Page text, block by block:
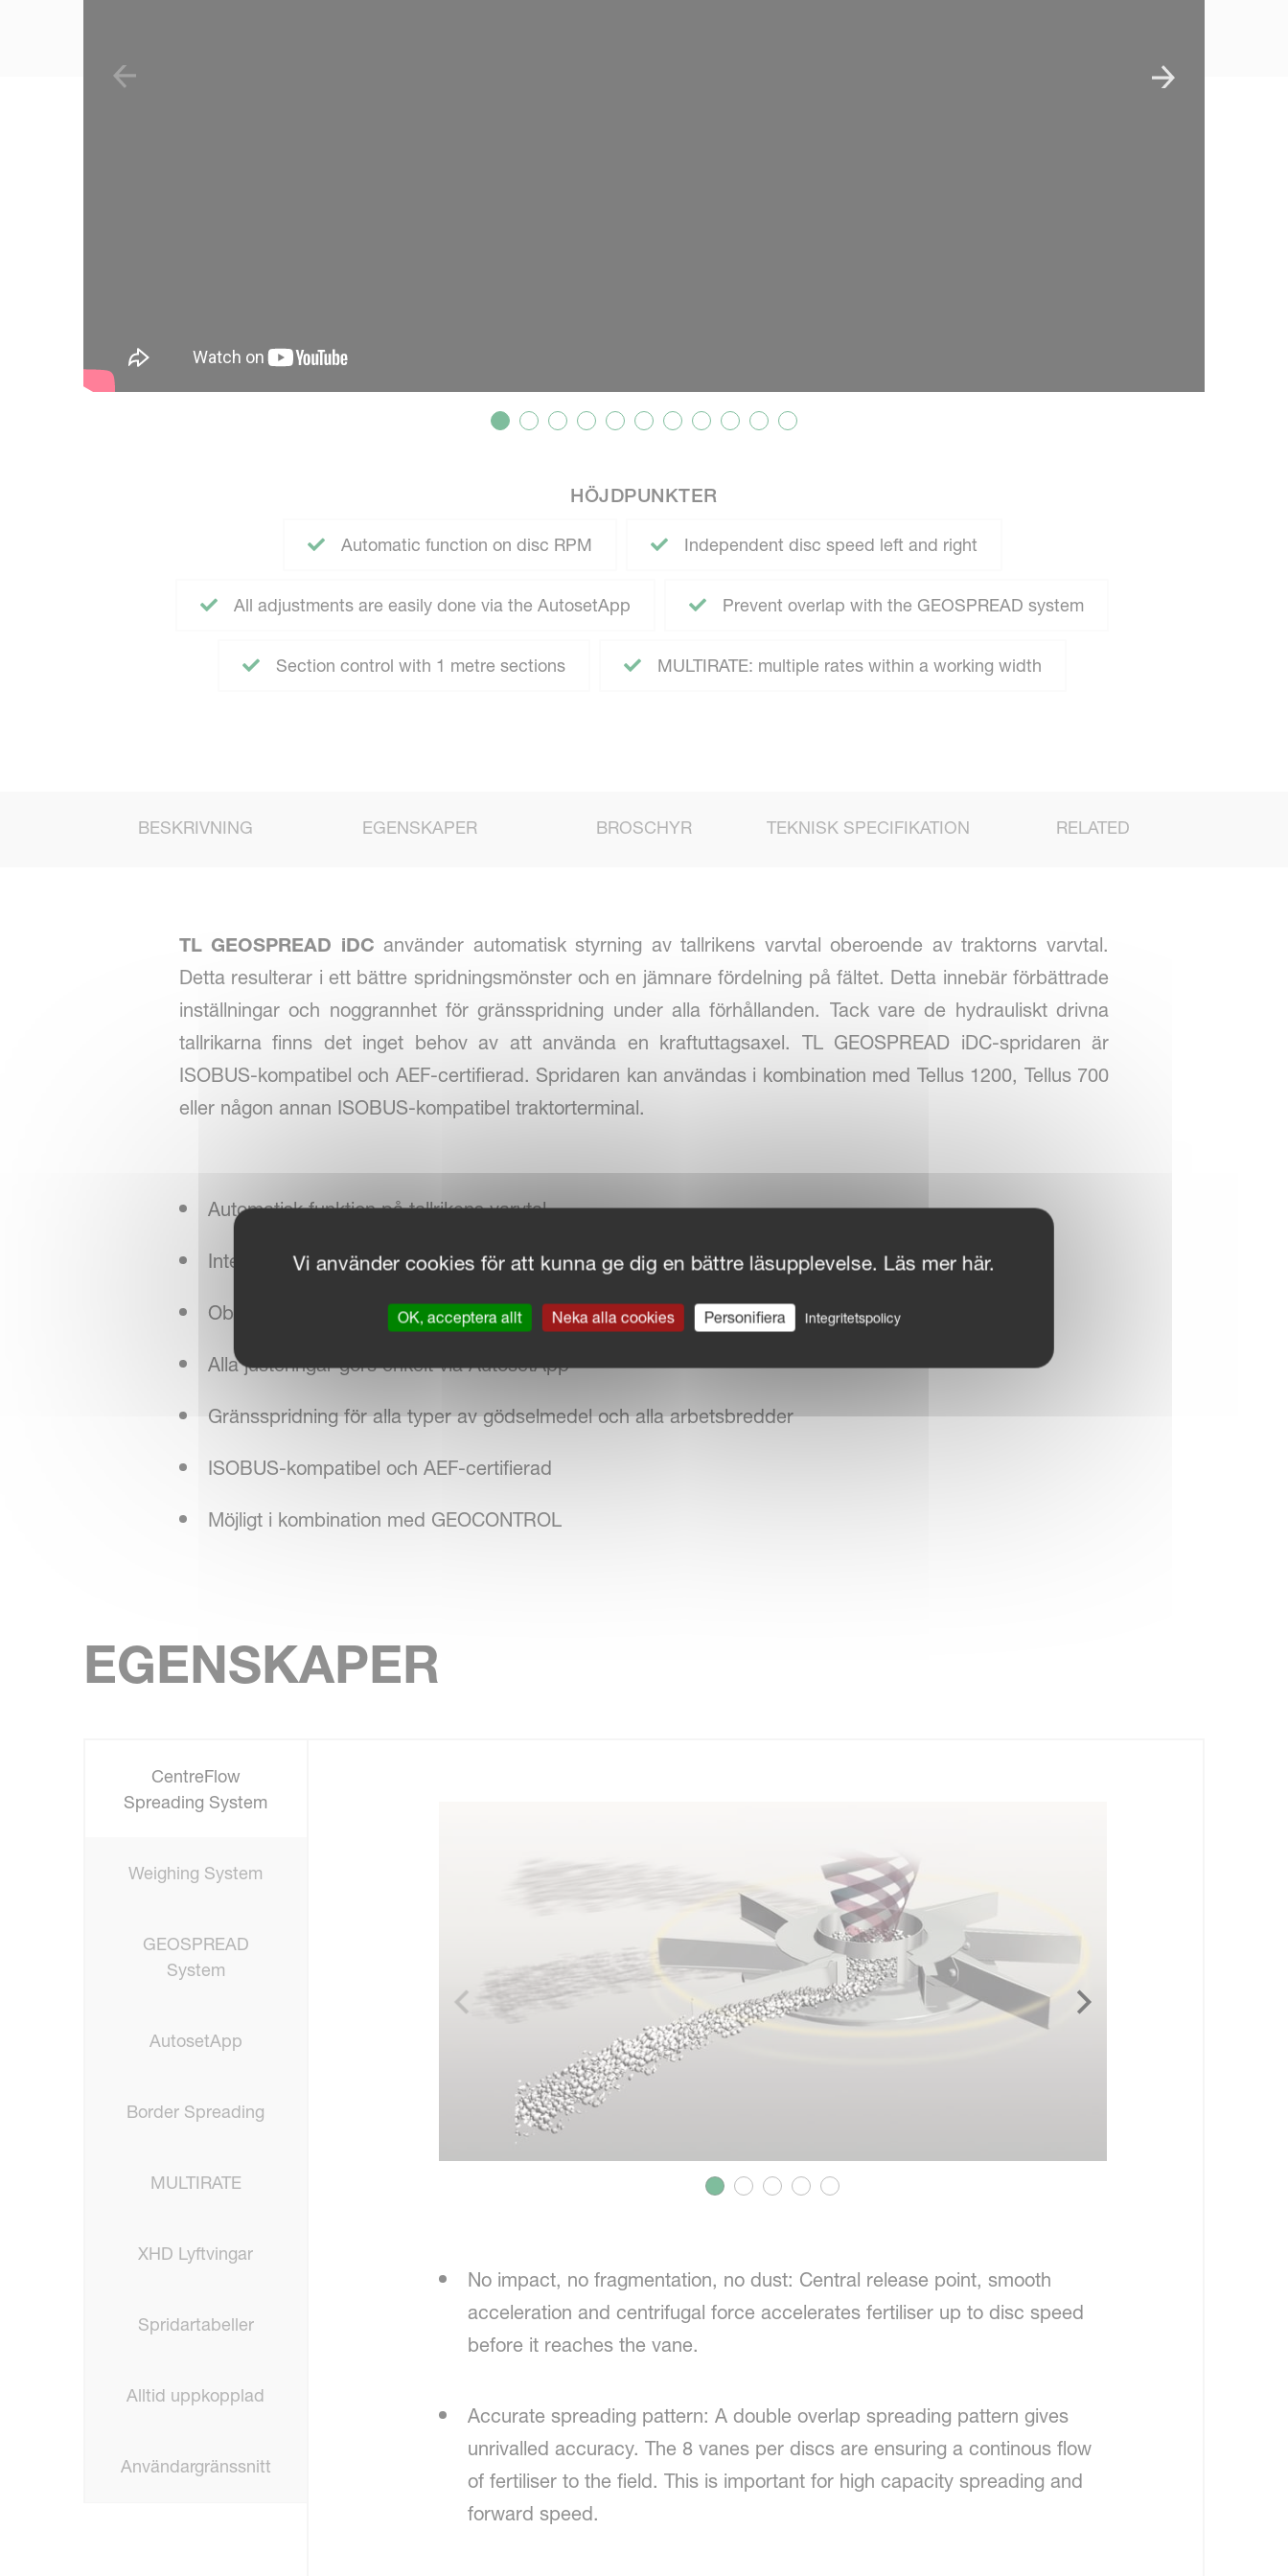
HÖJDPUNKTER
Automatic function on disc RPM Independent disc speed left and right
All adjustments are easily done via the AutosetApp Prevent overlap with the GEOSPREAD system
Section control with 1 metre sections MULTIRATE: multiple rates within a working width
BESKRIVNING EGENSKAPER BROSCHYR TEKNISK SPECIFIKATION RELATED
TL GEOSPREAD iDC använder automatisk styrning av tallrikens varvtal oberoende av traktorns varvtal.
Detta resulterar i ett bättre spridningsmönster och en jämnare fördelning på fältet. Detta innebär förbättrade
inställningar och noggrannhet för gränsspridning under alla förhållanden. Tack vare de hydrauliskt drivna
tallrikarna finns det inget behov av att använda en kraftuttagsaxel. TL GEOSPREAD iDC-spridaren är
ISOBUS-kompatibel och AEF-certifierad. Spridaren kan användas i kombination med Tellus 1200, Tellus 700
eller någon annan ISOBUS-kompatibel traktorterminal.
Automatisk funktion på tallrikens varvtal
Integrerad hydraulisk drivlina
Oberoende tallriksvarvtal till vänster och höger för gränsspridning
Alla justeringar görs enkelt via AutosetApp
Gränsspridning för alla typer av gödselmedel och alla arbetsbredder
ISOBUS-kompatibel och AEF-certifierad
Möjligt i kombination med GEOCONTROL
EGENSKAPER
CentreFlow
Spreading System
Weighing System
GEOSPREAD
System
AutosetApp
Border Spreading
MULTIRATE
XHD Lyftvingar
Spridartabeller
Alltid uppkopplad
Användargränssnitt
No impact, no fragmentation, no dust: Central release point, smooth
acceleration and centrifugal force accelerates fertiliser up to disc speed
before it reaches the vane.
Accurate spreading pattern: A double overlap spreading pattern gives
unrivalled accuracy. The 8 vanes per discs are ensuring a continous flow
of fertiliser to the field. This is important for high capacity spreading and
forward speed.
Vi använder cookies för att kunna ge dig en bättre läsupplevelse. Läs mer här.
OK, acceptera allt Neka alla cookies Personifiera Integritetspolicy